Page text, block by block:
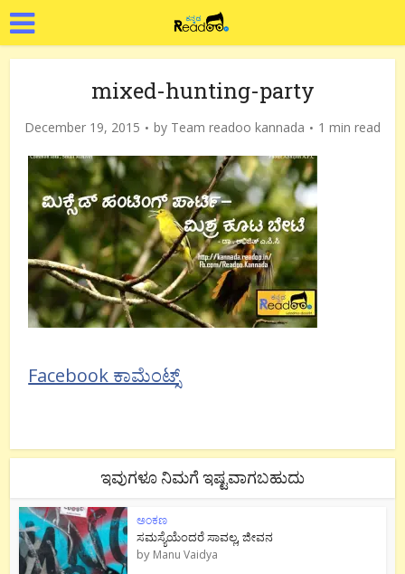
mixed-hunting-party
December 19, 2015 by Team readoo kannada 1 min read
Facebook ಕಾಮೆಂಟ್ಸ್
ಇವುಗಳೂ ನಿಮಗೆ ಇಷ್ಟವಾಗಬಹುದು
ಅಂಕಣ
ಸಮಸ್ಯೆಯೆಂದರೆ ಸಾವಲ್ಲ, ಜೀವನ
by Manu Vaidya